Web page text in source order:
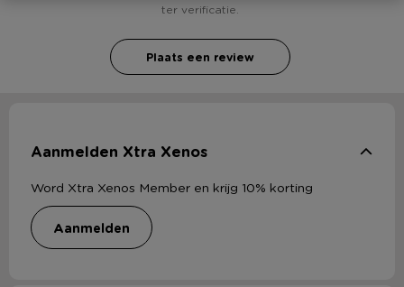
ter verificatie.
Plaats een review
Aanmelden Xtra Xenos
Word Xtra Xenos Member en krijg 10% korting
aanmelden